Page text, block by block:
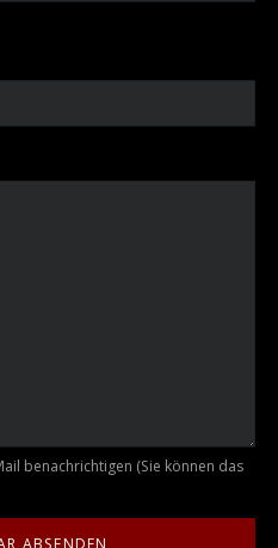
benachrichtigen (Sie können das